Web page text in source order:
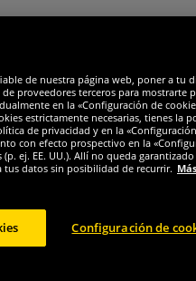
de nuestra página web, poner a tu
proveedores terceros para mostrarte
en la «Configuración de
estrictamente necesarias, tienes
de privacidad y en la
con efecto prospectivo en la
ej. EE. UU.). Allí no queda
tus datos sin posibilidad de recurrir.
Configuración de